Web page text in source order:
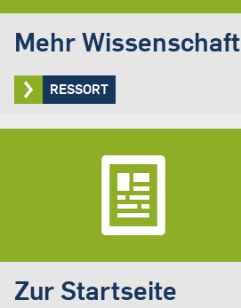
Mehr Wissenschaft
RESSORT
Zur Startseite